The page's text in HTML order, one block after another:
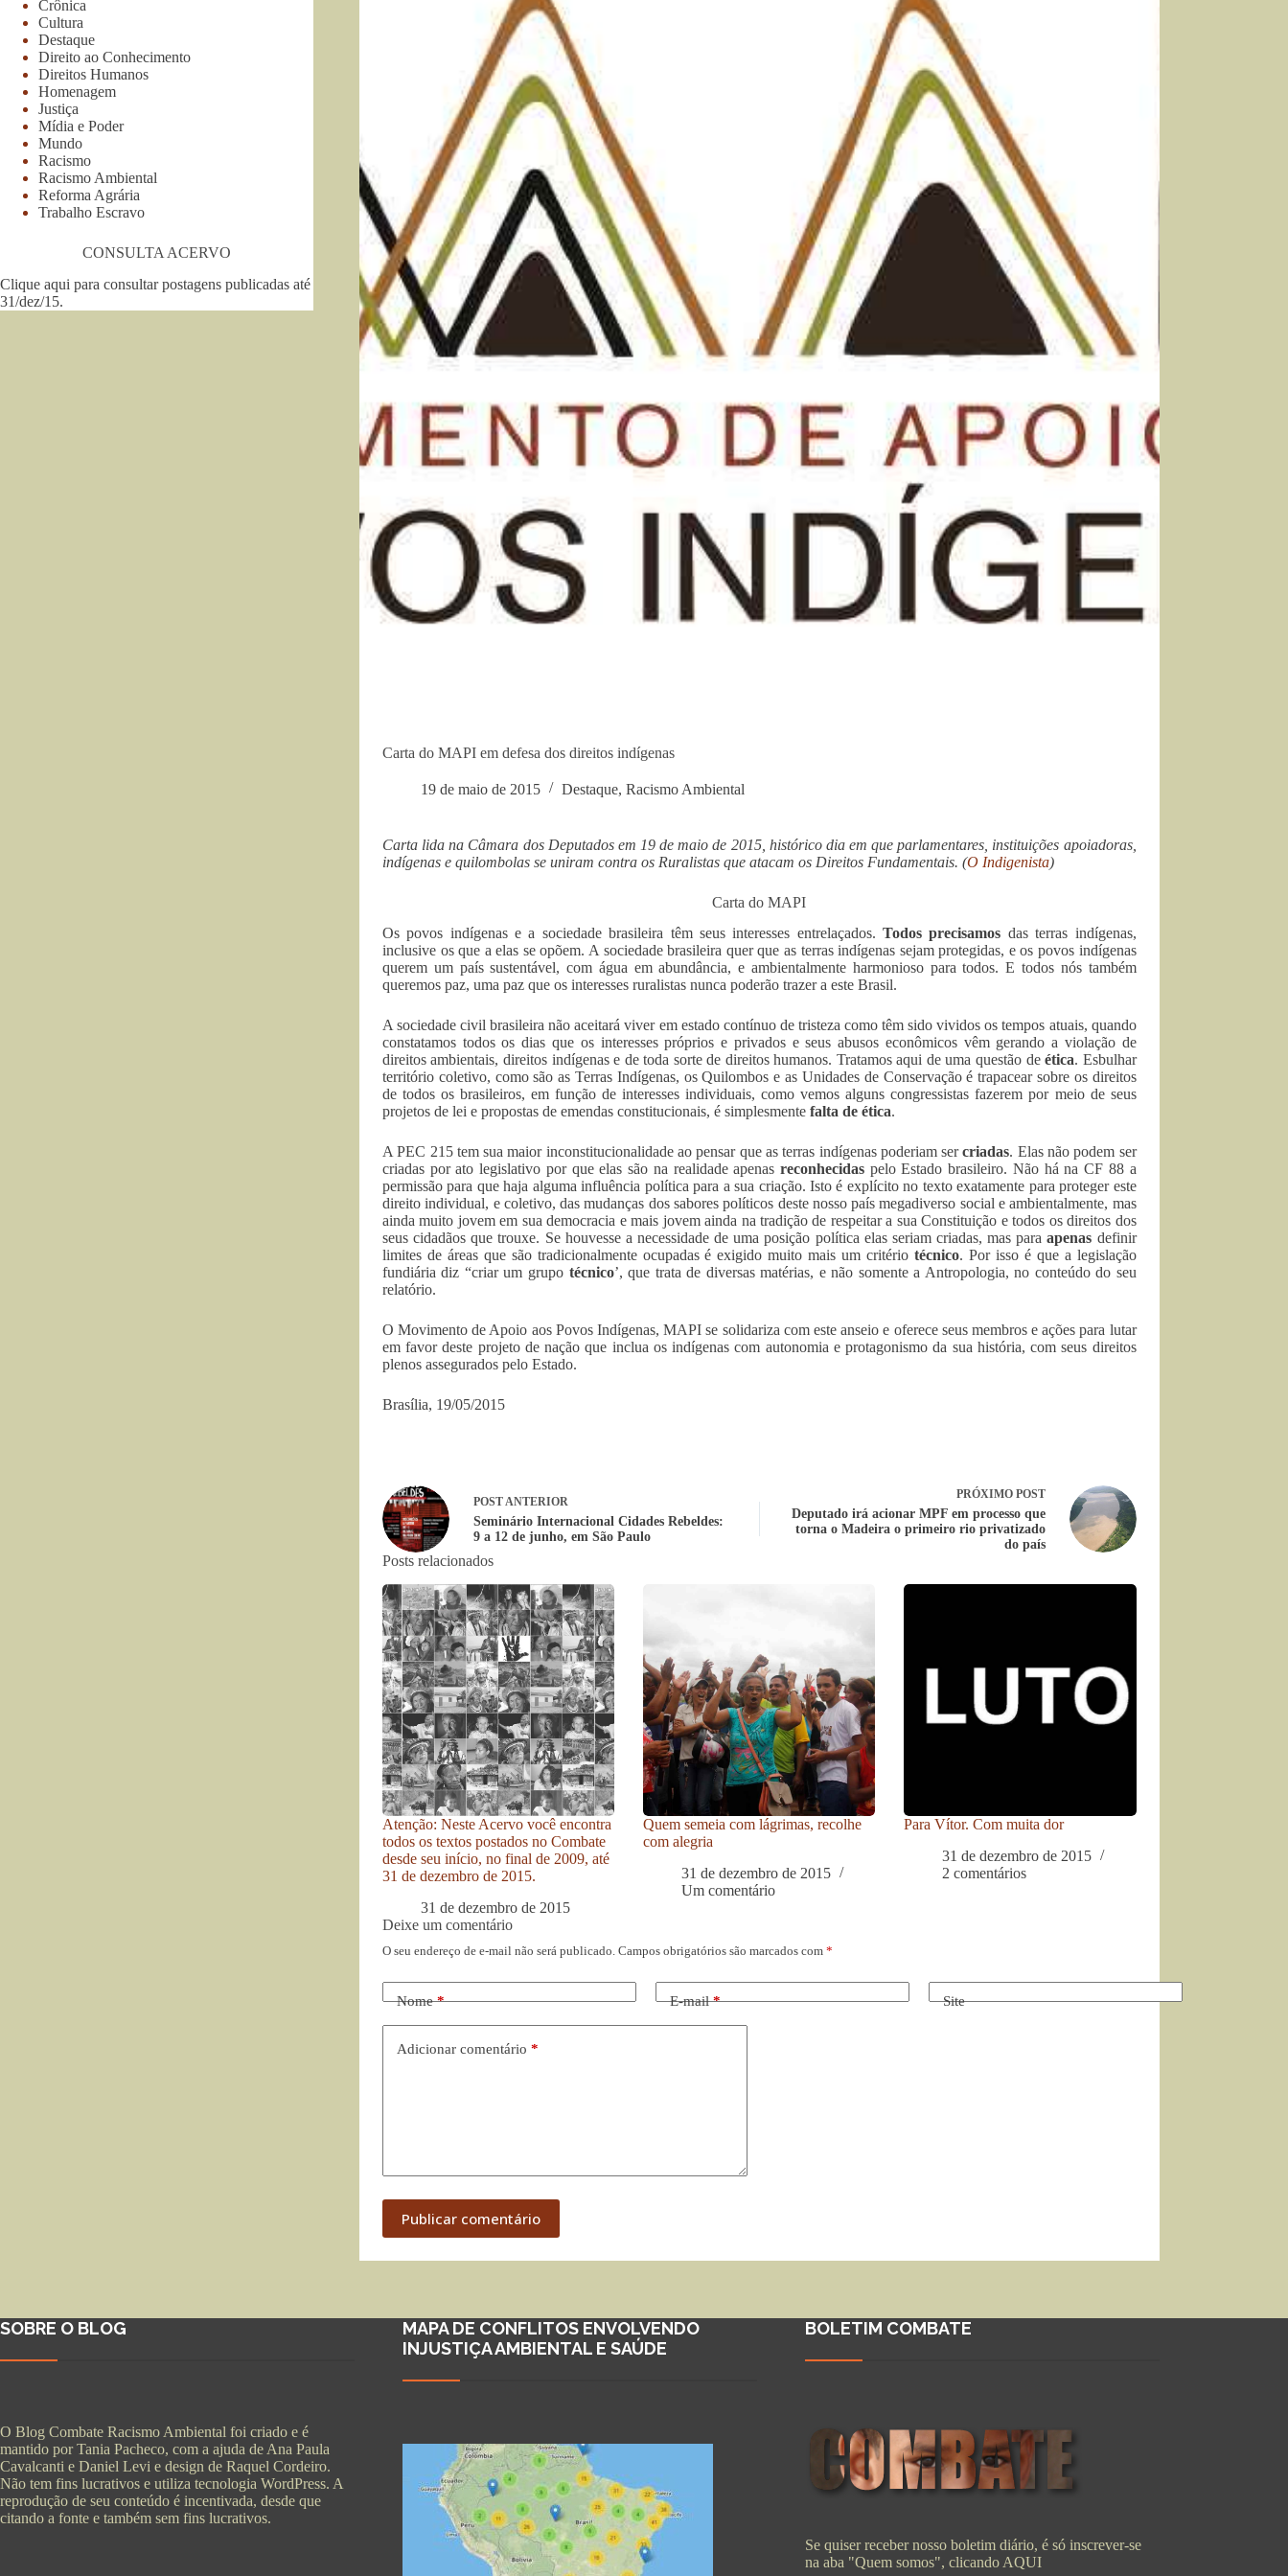
Carta do MAPI em defesa dos direitos indígenas
19 de maio de 2015 Destaque, Racismo Ambiental
Carta lida na Câmara dos Deputados em 19 de maio de 2015, histórico dia em que parlamentares, instituições apoiadoras,
indígenas e quilombolas se uniram contra os Ruralistas que atacam os Direitos Fundamentais. (O Indigenista)
Carta do MAPI
Os povos indígenas e a sociedade brasileira têm seus interesses entrelaçados.Todos precisamos das terras indígenas,
inclusive os que a elas se opõem. A sociedade brasileira quer que as terras indígenas sejam protegidas, e os povos indígenas
querem um país sustentável, com água em abundância, e ambientalmente harmonioso para todos. E todos nós também
queremos paz, uma paz que os interesses ruralistas nunca poderão trazer a este Brasil.
A sociedade civil brasileira não aceitará viver em estado contínuo de tristeza como têm sido vividos os tempos atuais, quando
constatamos todos os dias que os interesses próprios e privados e seus abusos econômicos vêm gerando a violação de
direitos ambientais, direitos indígenas e de toda sorte de direitos humanos. Tratamos aqui de uma questão deética. Esbulhar
território coletivo, como são as Terras Indígenas, os Quilombos e as Unidades de Conservação é trapacear sobre os direitos
de todos os brasileiros, em função de interesses individuais, como vemos alguns congressistas fazerem por meio de seus
projetos de lei e propostas de emendas constitucionais, é simplesmente falta de ética.
A PEC 215 tem sua maior inconstitucionalidade ao pensar que as terras indígenas poderiam sercriadas. Elas não podem ser
criadas por ato legislativo por que elas são na realidade apenasreconhecidas pelo Estado brasileiro. Não há na CF 88 a
permissão para que haja alguma influência política para a sua criação. Isto é explícito no texto exatamente para proteger este
direito individual, e coletivo, das mudanças dos sabores políticos deste nosso país megadiverso social e ambientalmente, mas
ainda muito jovem em sua democracia e mais jovem ainda na tradição de respeitar a sua Constituição e todos os direitos dos
seus cidadãos que trouxe. Se houvesse a necessidade de uma posição política elas seriam criadas, mas paraapenas definir
limites de áreas que são tradicionalmente ocupadas é exigido muito mais um critériotécnico. Por isso é que a legislação
fundiária diz “criar um grupo técnico’, que trata de diversas matérias, e não somente a Antropologia, no conteúdo do seu
relatório.
O Movimento de Apoio aos Povos Indígenas, MAPI se solidariza com este anseio e oferece seus membros e ações para lutar
em favor deste projeto de nação que inclua os indígenas com autonomia e protagonismo da sua história, com seus direitos
plenos assegurados pelo Estado.
Brasília, 19/05/2015
POSTANTERIOR
Seminário Internacional Cidades Rebeldes:
9 a 12 de junho, em São Paulo
PRÓXIMO POST
Deputado irá acionar MPF em processo que
torna o Madeira o primeiro rio privatizado
do país
Posts relacionados
Atenção: Neste Acervo você encontra
todos os textos postados no Combate
desde seu início, no final de 2009, até
31 de dezembro de 2015.
31 de dezembro de 2015
Quem semeia com lágrimas, recolhe
com alegria
31 de dezembro de 2015
Um comentário
Para Vítor. Com muita dor
31 de dezembro de 2015
2 comentários
Deixe um comentário
O seu endereço de e-mail não será publicado. Campos obrigatórios são marcados com *
Nome* E-mail* Site
Adicionar comentário *
Publicar comentário
Crônica
Cultura
Destaque
Direito ao Conhecimento
Direitos Humanos
Homenagem
Justiça
Mídia e Poder
Mundo
Racismo
Racismo Ambiental
Reforma Agrária
Trabalho Escravo
CONSULTA ACERVO
Clique aqui para consultar postagens publicadas até
31/dez/15.
SOBRE O BLOG
O Blog Combate Racismo Ambiental foi criado e é
mantido por Tania Pacheco, com a ajuda de Ana Paula
Cavalcanti e Daniel Levi e design de Raquel Cordeiro.
Não tem fins lucrativos e utiliza tecnologia WordPress. A
reprodução de seu conteúdo é incentivada, desde que
citando a fonte e também sem fins lucrativos.
MAPA DE CONFLITOS ENVOLVENDO
INJUSTIÇA AMBIENTAL E SAÚDE
BOLETIM COMBATE
Se quiser receber nosso boletim diário, é só inscrever-se
na aba "Quem somos", clicando AQUI